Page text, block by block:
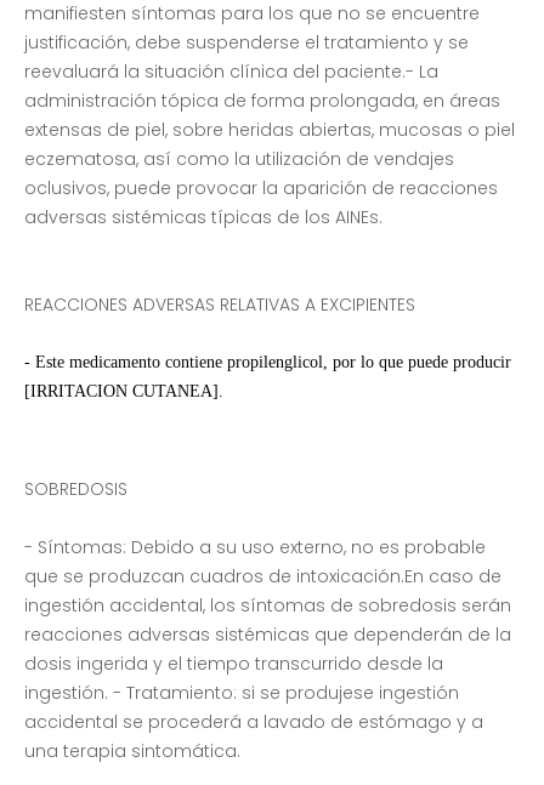
manifiesten síntomas para los que no se encuentre
justificación, debe suspenderse el tratamiento y se
reevaluará la situación clínica del paciente.- La
administración tópica de forma prolongada, en áreas
extensas de piel, sobre heridas abiertas, mucosas o piel
eczematosa, así como la utilización de vendajes
oclusivos, puede provocar la aparición de reacciones
adversas sistémicas típicas de los AINEs.
REACCIONES ADVERSAS RELATIVAS A EXCIPIENTES
- Este medicamento contiene propilenglicol, por lo que puede producir
[IRRITACION CUTANEA].
SOBREDOSIS
- Síntomas: Debido a su uso externo, no es probable
que se produzcan cuadros de intoxicación.En caso de
ingestión accidental, los síntomas de sobredosis serán
reacciones adversas sistémicas que dependerán de la
dosis ingerida y el tiempo transcurrido desde la
ingestión. - Tratamiento: si se produjese ingestión
accidental se procederá a lavado de estómago y a
una terapia sintomática.